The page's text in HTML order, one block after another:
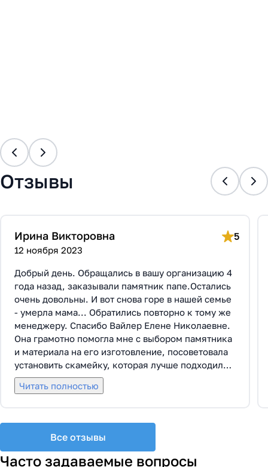
Отзывы
Ирина Викторовна 5
12 ноября 2023
Добрый день. Обращались в вашу организацию 4
года назад, заказывали памятник папе.Остались
очень довольны. И вот снова горе в нашей семье
- умерла мама... Обратились повторно к тому же
менеджеру. Спасибо Вайлер Елене Николаевне.
Она грамотно помогла мне с выбором памятника
и материала на его изготовление, посоветовала
установить скамейку, которая лучше подходила
по общему дизайну. Вышли на улицу, посмотрели
представленные варианты, я определилась с
все этапы которого были выполнены вовремя и
без нареканий с нашей стороны, все наши
Читать полностью
Все отзывы
Часто задаваемые вопросы